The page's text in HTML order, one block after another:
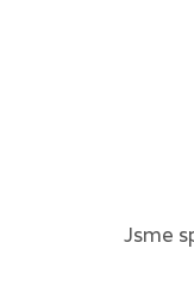
Jsme